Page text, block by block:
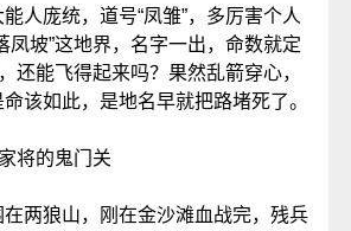
庞统，道号“凤雏”，多厉害个人
凤坡”这地界，名字一出，命数就定
还能飞得起来吗？果然乱箭穿心，
该如此，是地名早就把路堵死了。
将的鬼门关
狼山，刚在金沙滩血战完，残兵